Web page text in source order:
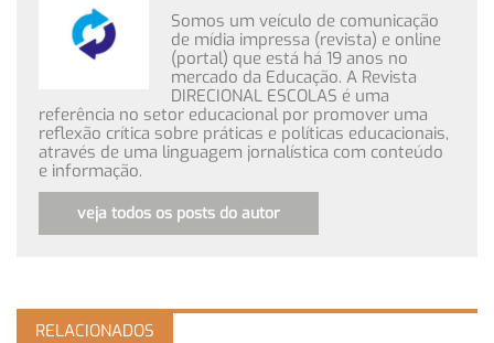
Somos um veículo de comunicação
de mídia impressa (revista) e online
(portal) que está há 19 anos no
mercado da Educação. A Revista
DIRECIONAL ESCOLAS é uma
referência no setor educacional por promover uma
reflexão crítica sobre práticas e políticas educacionais,
através de uma linguagem jornalística com conteúdo
e informação.
veja todos os posts do autor
RELACIONADOS